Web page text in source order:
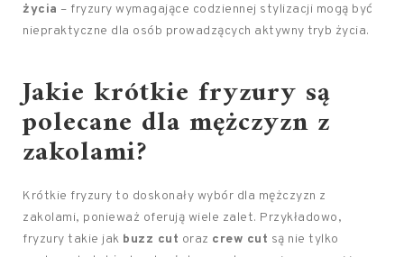
życia – fryzury wymagające codziennej stylizacji mogą być
niepraktyczne dla osób prowadzących aktywny tryb życia.
Jakie krótkie fryzury są
polecane dla mężczyzn z
zakolami?
Krótkie fryzury to doskonały wybór dla mężczyzn z
zakolami, ponieważ oferują wiele zalet. Przykładowo,
fryzury takie jak buzz cut oraz crew cut są nie tylko